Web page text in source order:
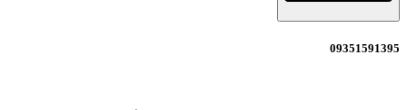
09351591395